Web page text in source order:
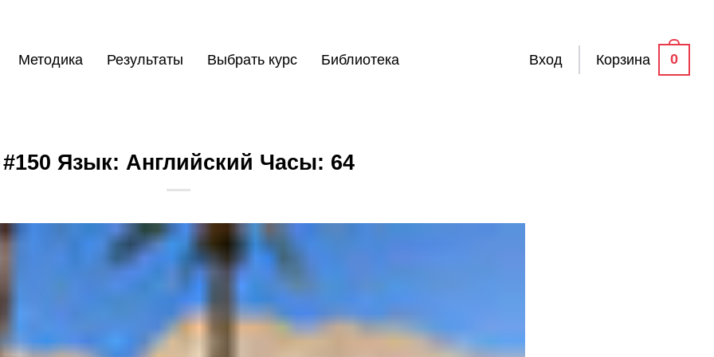
Методика Результаты Выбрать курс Библиотека Вход Корзина 0
#150 Язык: Английский Часы: 64